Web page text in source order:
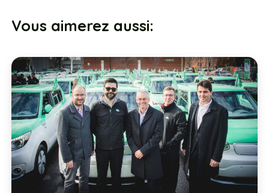
Vous aimerez aussi: